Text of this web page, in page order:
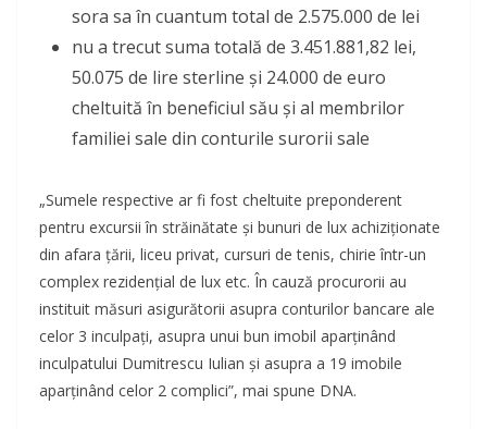
sora sa în cuantum total de 2.575.000 de lei
nu a trecut suma totală de 3.451.881,82 lei,
50.075 de lire sterline și 24.000 de euro
cheltuită în beneficiul său și al membrilor
familiei sale din conturile surorii sale
„Sumele respective ar fi fost cheltuite preponderent
pentru excursii în străinătate și bunuri de lux achiziționate
din afara țării, liceu privat, cursuri de tenis, chirie într-un
complex rezidențial de lux etc. În cauză procurorii au
instituit măsuri asigurătorii asupra conturilor bancare ale
celor 3 inculpați, asupra unui bun imobil aparținând
inculpatului Dumitrescu Iulian și asupra a 19 imobile
aparținând celor 2 complici”, mai spune DNA.